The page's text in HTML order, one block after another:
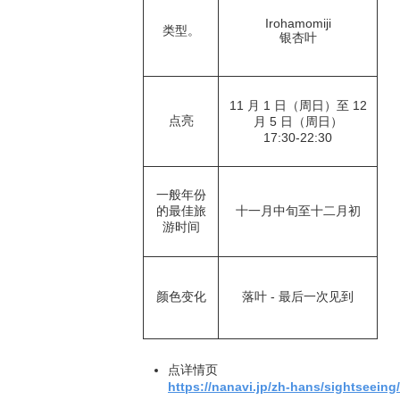
类型。
Irohamomiji
银杏叶
点亮
11 月 1 日（周日）至 12
月 5 日（周日）
17:30-22:30
一般年份
的最佳旅
游时间
十一月中旬至十二月初
颜色变化 落叶 - 最后一次见到
点详情页
https://nanavi.jp/zh-hans/